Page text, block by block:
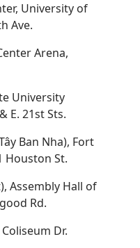
University of
Ave.
Arena,
University
E. 21st Sts.
Ban Nha), Fort
Houston St.
Assembly Hall of
Rd.
Dr.